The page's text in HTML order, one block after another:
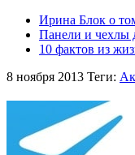
Ирина Блок о
Панели и чехлы
10 фактов из
8 ноября 2013 Теги: